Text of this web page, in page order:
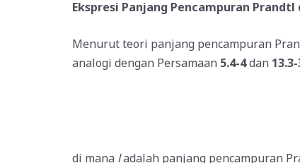
Ekspresi Panjang Pencampuran Prandtl
Menurut teori panjang pencampuran
analogi dengan Persamaan 5.4-4dan
di mana ladalah panjang pencampuran